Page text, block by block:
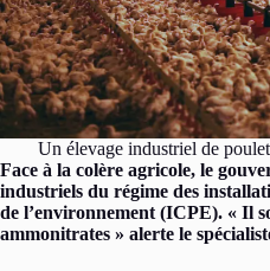
Un élevage industriel de
Face à la colère agricole, le
industriels du régime des
de l’environnement (ICPE). « Il
ammonitrates » alerte le